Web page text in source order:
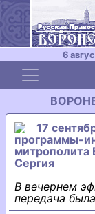
6
Toggle
17
программы-
митрополита
Сергия
В вечернем
передача